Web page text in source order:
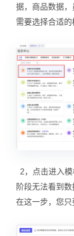
据，商品数据
需要选择合适的
2，点击进入
阶段无法看到
在这一步，您只